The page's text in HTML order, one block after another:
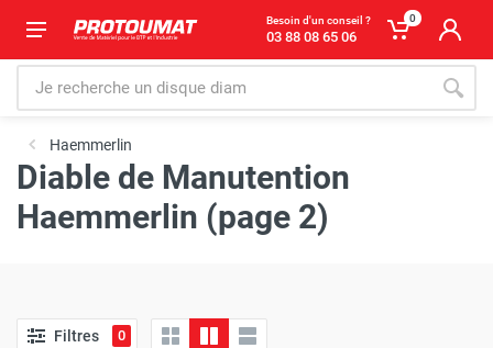
Besoin d'un conseil ?
03 88 08 65 06
0
Haemmerlin
Diable de Manutention
Haemmerlin (page 2)
Filtres 0